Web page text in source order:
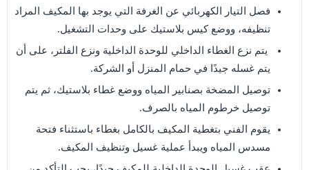
فصل التيار الكهربائي عن الغرفة التي يوجد بها المكيف المراد
تنظيفه، ووضع كيس بلاستيك على وحدات التشغيل.
يتم نزع الغطاء الداخلي للوحدة الداخلية ونزع الفلتر، على أن
يتم غسله جيدًا في حمام المنزل أو الشركة.
توصيل المضخة بصنابير المياه ووضع غطاء بلاستيك، ثم يتم
توصيل خرطوم المياه بالصرف.
يقوم الفني بتغطية المكيف بالكامل بغطاء باستثناء فتحة
مسدس المياه ويبدأ عملية غسيل وتنظيف المكيف.